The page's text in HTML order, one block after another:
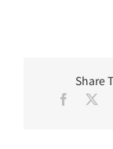
Share